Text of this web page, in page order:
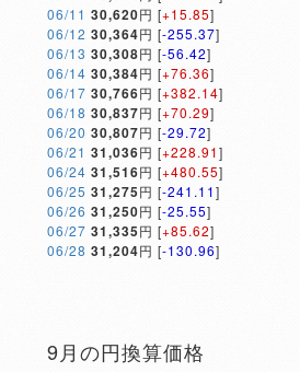
06/11 30,620円 [+15.85]
06/12 30,364円 [-255.37]
06/13 30,308円 [-56.42]
06/14 30,384円 [+76.36]
06/17 30,766円 [+382.14]
06/18 30,837円 [+70.29]
06/20 30,807円 [-29.72]
06/21 31,036円 [+228.91]
06/24 31,516円 [+480.55]
06/25 31,275円 [-241.11]
06/26 31,250円 [-25.55]
06/27 31,335円 [+85.62]
06/28 31,204円 [-130.96]
9月の円換算価格